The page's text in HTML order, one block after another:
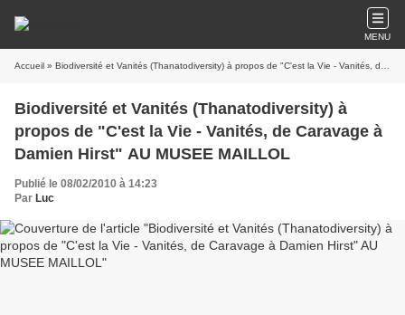
MENU
Accueil » Biodiversité et Vanités (Thanatodiversity) à propos de "C'est la Vie - Vanités, de Caravage à Damien Hirst" AU MUSEE MAILLOL
Biodiversité et Vanités (Thanatodiversity) à
propos de "C'est la Vie - Vanités, de Caravage à
Damien Hirst" AU MUSEE MAILLOL
Publié le 08/02/2010 à 14:23
Par Luc